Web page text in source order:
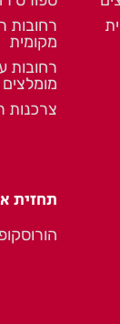
רחובות
מקומית
רחובות
מומלצים
צרכנות
תחזית
הורוסקופ